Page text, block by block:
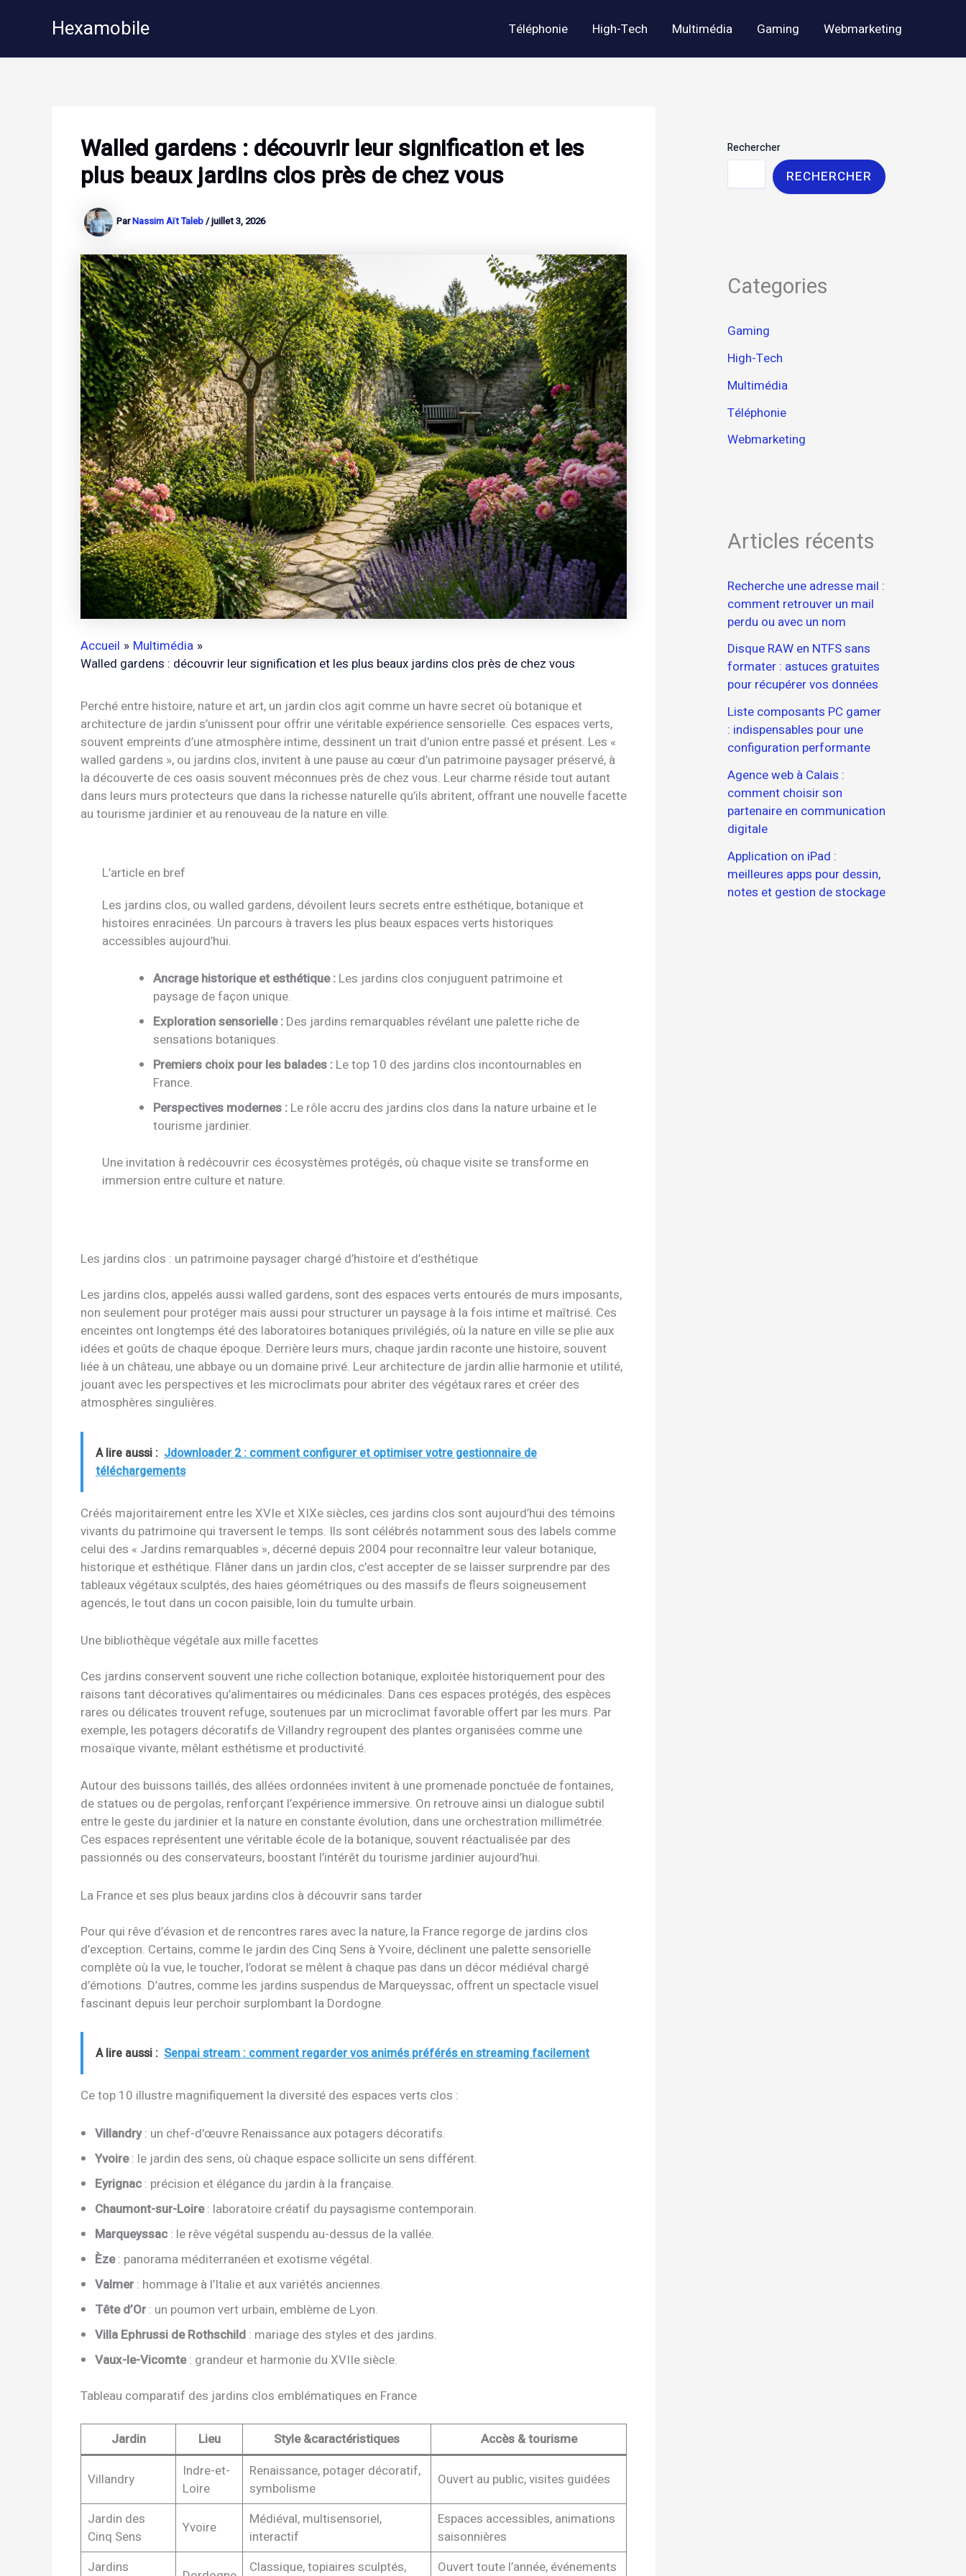
Hexamobile Téléphonie High-Tech Multimédia Gaming Webmarketing
Walled gardens : découvrir leur signification et les
plus beaux jardins clos près de chez vous
ParNassim Aït Taleb/juillet 3, 2026
Accueil
Multimédia
Walled gardens : découvrir leur signification et les plus beaux jardins clos près de chez vous
Perché entre histoire, nature et art, un jardin clos agit comme un havre secret où botanique et
architecture de jardin s’unissent pour offrir une véritable expérience sensorielle. Ces espaces verts,
souvent empreints d’une atmosphère intime, dessinent un trait d’union entre passé et présent. Les «
walled gardens », ou jardins clos, invitent à une pause au cœur d’un patrimoine paysager préservé, à
la découverte de ces oasis souvent méconnues près de chez vous. Leur charme réside tout autant
dans leurs murs protecteurs que dans la richesse naturelle qu’ils abritent, offrant une nouvelle facette
au tourisme jardinier et au renouveau de la nature en ville.
L’article en bref
Les jardins clos, ou walled gardens, dévoilent leurs secrets entre esthétique, botanique et
histoires enracinées. Un parcours à travers les plus beaux espaces verts historiques
accessibles aujourd’hui.
Ancrage historique et esthétique : Les jardins clos conjuguent patrimoine et
paysage de façon unique.
Exploration sensorielle : Des jardins remarquables révélant une palette riche de
sensations botaniques.
Premiers choix pour les balades : Le top 10 des jardins clos incontournables en
France.
Perspectives modernes : Le rôle accru des jardins clos dans la nature urbaine et le
tourisme jardinier.
Une invitation à redécouvrir ces écosystèmes protégés, où chaque visite se transforme en
immersion entre culture et nature.
Les jardins clos : un patrimoine paysager chargé d’histoire et d’esthétique
Les jardins clos, appelés aussi walled gardens, sont des espaces verts entourés de murs imposants,
non seulement pour protéger mais aussi pour structurer un paysage à la fois intime et maîtrisé. Ces
enceintes ont longtemps été des laboratoires botaniques privilégiés, où la nature en ville se plie aux
idées et goûts de chaque époque. Derrière leurs murs, chaque jardin raconte une histoire, souvent
liée à un château, une abbaye ou un domaine privé. Leur architecture de jardin allie harmonie et utilité,
jouant avec les perspectives et les microclimats pour abriter des végétaux rares et créer des
atmosphères singulières.
A lire aussi : Jdownloader 2 : comment configurer et optimiser votre gestionnaire de
téléchargements
Créés majoritairement entre les XVIe et XIXe siècles, ces jardins clos sont aujourd’hui des témoins
vivants du patrimoine qui traversent le temps. Ils sont célébrés notamment sous des labels comme
celui des « Jardins remarquables », décerné depuis 2004 pour reconnaître leur valeur botanique,
historique et esthétique. Flâner dans un jardin clos, c’est accepter de se laisser surprendre par des
tableaux végétaux sculptés, des haies géométriques ou des massifs de fleurs soigneusement
agencés, le tout dans un cocon paisible, loin du tumulte urbain.
Une bibliothèque végétale aux mille facettes
Ces jardins conservent souvent une riche collection botanique, exploitée historiquement pour des
raisons tant décoratives qu’alimentaires ou médicinales. Dans ces espaces protégés, des espèces
rares ou délicates trouvent refuge, soutenues par un microclimat favorable offert par les murs. Par
exemple, les potagers décoratifs de Villandry regroupent des plantes organisées comme une
mosaïque vivante, mêlant esthétisme et productivité.
Autour des buissons taillés, des allées ordonnées invitent à une promenade ponctuée de fontaines,
de statues ou de pergolas, renforçant l’expérience immersive. On retrouve ainsi un dialogue subtil
entre le geste du jardinier et la nature en constante évolution, dans une orchestration millimétrée.
Ces espaces représentent une véritable école de la botanique, souvent réactualisée par des
passionnés ou des conservateurs, boostant l’intérêt du tourisme jardinier aujourd’hui.
La France et ses plus beaux jardins clos à découvrir sans tarder
Pour qui rêve d’évasion et de rencontres rares avec la nature, la France regorge de jardins clos
d’exception. Certains, comme le jardin des Cinq Sens à Yvoire, déclinent une palette sensorielle
complète où la vue, le toucher, l’odorat se mêlent à chaque pas dans un décor médiéval chargé
d’émotions. D’autres, comme les jardins suspendus de Marqueyssac, offrent un spectacle visuel
fascinant depuis leur perchoir surplombant la Dordogne.
A lire aussi : Senpai stream : comment regarder vos animés préférés en streaming facilement
Ce top 10 illustre magnifiquement la diversité des espaces verts clos :
Villandry: un chef-d’œuvre Renaissance aux potagers décoratifs.
Yvoire: le jardin des sens, où chaque espace sollicite un sens différent.
Eyrignac : précision et élégance du jardin à la française.
Chaumont-sur-Loire: laboratoire créatif du paysagisme contemporain.
Marqueyssac : le rêve végétal suspendu au-dessus de la vallée.
Èze: panorama méditerranéen et exotisme végétal.
Valmer: hommage à l’Italie et aux variétés anciennes.
Tête d’Or: un poumon vert urbain, emblème de Lyon.
Villa Ephrussi de Rothschild : mariage des styles et des jardins.
Vaux-le-Vicomte: grandeur et harmonie du XVIIe siècle.
Tableau comparatif des jardins clos emblématiques en France
Jardin Lieu Style &caractéristiques Accès & tourisme
Villandry
Indre-et-
Loire
Renaissance, potager décoratif,
symbolisme
Ouvert au public, visites guidées
Jardin des
Cinq Sens
Yvoire
Médiéval, multisensoriel,
interactif
Espaces accessibles, animations
saisonnières
Jardins
Classique, topiaires sculptés,
Ouvert toute l’année, événements
Rechercher
RECHERCHER
Categories
Gaming
High-Tech
Multimédia
Téléphonie
Webmarketing
Articles récents
Recherche une adresse mail :
comment retrouver un mail
perdu ou avec un nom
Disque RAW en NTFS sans
formater : astuces gratuites
pour récupérer vos données
Liste composants PC gamer
: indispensables pour une
configuration performante
Agence web à Calais :
comment choisir son
partenaire en communication
digitale
Application on iPad :
meilleures apps pour dessin,
notes et gestion de stockage